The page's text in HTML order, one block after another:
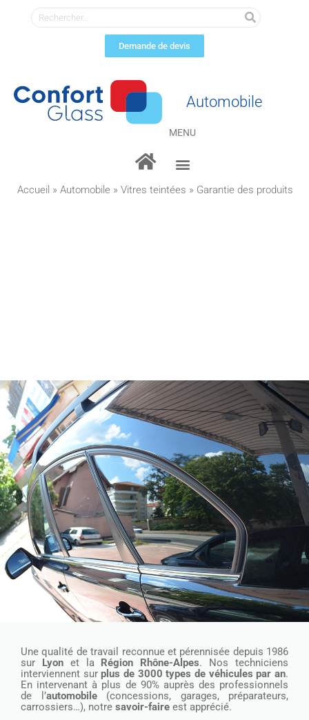
Demande de devis
Automobile
MENU
Accueil » Automobile » Vitres teintées » Garantie des produits
Une qualité de travail reconnue et pérennisée depuis 1986
sur Lyonet la Région Rhône-Alpes. Nostechniciens
interviennent surp lus de 3000 types de véhicules par an.
En intervenant à plus de 90% auprès des professionnels
de l’automobile(concessions, garages, préparateurs,
carrossiers…), notre savoir-faire est apprécié.